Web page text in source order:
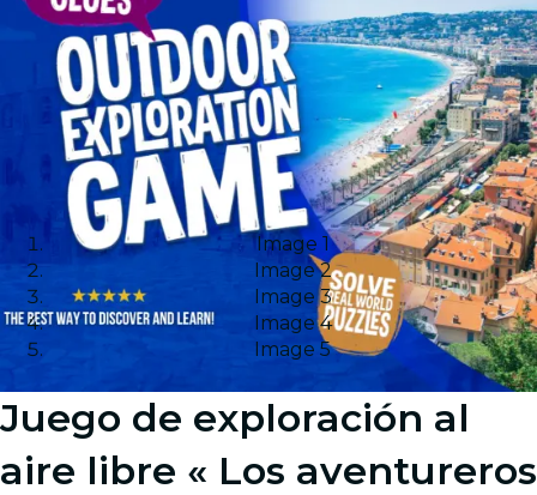
Image 1
Image 2
Image 3
Image 4
Image 5
Juego de exploración al
aire libre « Los aventureros